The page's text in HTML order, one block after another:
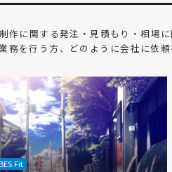
作 に関する発注・見積もり・相場
務を行う方、どのように会社に依
Fit